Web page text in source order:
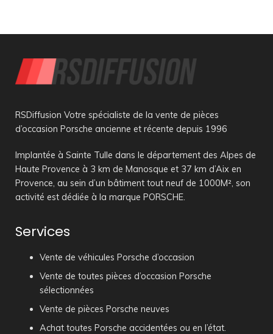
RSDiffusion Votre spécialiste de la vente de pièces
d’occasion Porsche ancienne et récente depuis 1996
Implantée à Sainte Tulle dans le département des Alpes de
Haute Provence à 3 km de Manosque et 37 km d’Aix en
Provence, au sein d’un bâtiment tout neuf de 1000M², son
activité est dédiée à la marque PORSCHE.
Services
Vente de véhicules Porsche d’occasion
Vente de toutes pièces d’occasion Porsche
sélectionnées
Vente de pièces Porsche neuves
Achat toutes Porsche accidentées ou en l’état.